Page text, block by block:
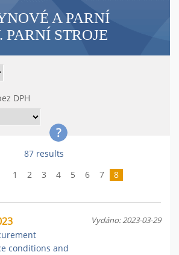
A PARNÍ
STROJE
DPH
87 results
1
2 3 4 5 6 7 8
conditions and
Vydáno: 2023-03-29